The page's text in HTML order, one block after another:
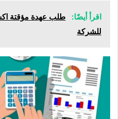
اقرأ أيضًا:
طلب عهدة مؤقتة
للشركة